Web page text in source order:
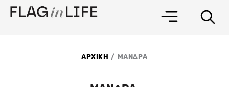
Μετάβαση
στο
ΑΡΧΙΚΗ / ΜΑΝΔΡΑ